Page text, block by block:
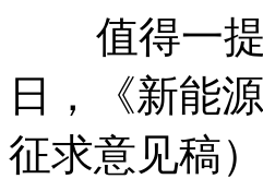
值得一提
日，《新能
征求意见稿